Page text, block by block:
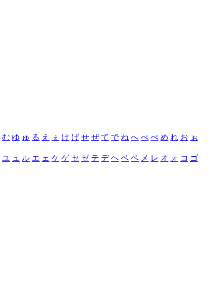
む ゆ ゅ る え ぇ け げ せ ぜ て で ね へ べ ぺ め れ お ぉ
ユ ュ ル エ ェ ケ ゲ セ ゼ テ デ ヘ ベ ペ メ レ オ ォ コ ゴ